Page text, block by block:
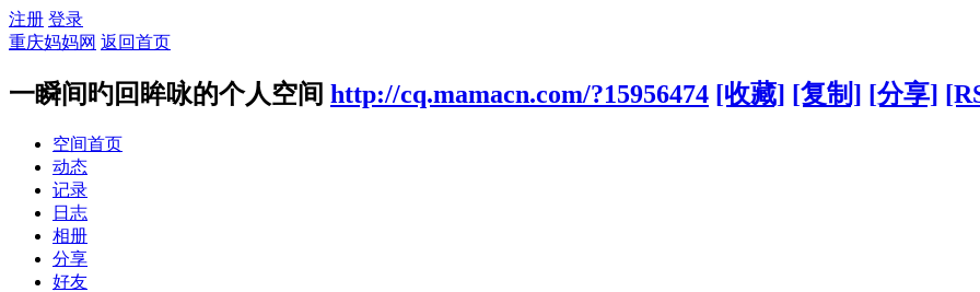
注册 登录
重庆妈妈网 返回首页
一瞬间旳回眸咏的个人空间 http://cq.mamacn.com/?15956474 [收藏] [复制] [分享]
空间首页
动态
记录
日志
相册
分享
好友